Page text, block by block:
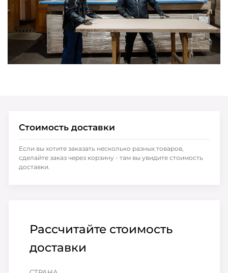
Рассчитайте стоимость
доставки
Стоимость доставки
Если вы хотите заказать несколько разных товаров,
сделайте заказ через корзину - там вы увидите стоимость
доставки.